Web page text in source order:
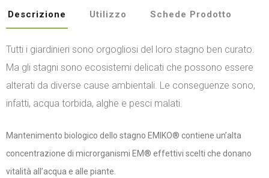
Descrizione Utilizzo Schede Prodotto
Tutti i giardinieri sono orgogliosi del loro stagno ben curato.
Ma gli stagni sono ecosistemi delicati che possono essere
alterati da diverse cause ambientali. Le conseguenze sono,
infatti, acqua torbida, alghe e pesci malati.
Mantenimento biologico dello stagno EMIKO® contiene un’alta
concentrazione di microrganismi EM® effettivi scelti che donano
vitalità all’acqua e alle piante.